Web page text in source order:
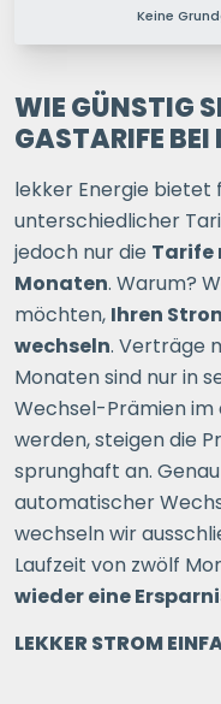
PERSONEN IM
1 P.
Ihre
oder
Keine
WIE GÜNSTIG
GASTARIFE BEI
lekker Energie bietet
unterschiedlicher
jedoch nur die Tarife
Monaten. Warum?
möchten, Ihren
wechseln. Verträge
Monaten sind nur in
Wechsel-Prämien
werden, steigen die
sprunghaft an.
automatischer
wechseln wir
Laufzeit von zwölf
wieder eine
LEKKER STROM